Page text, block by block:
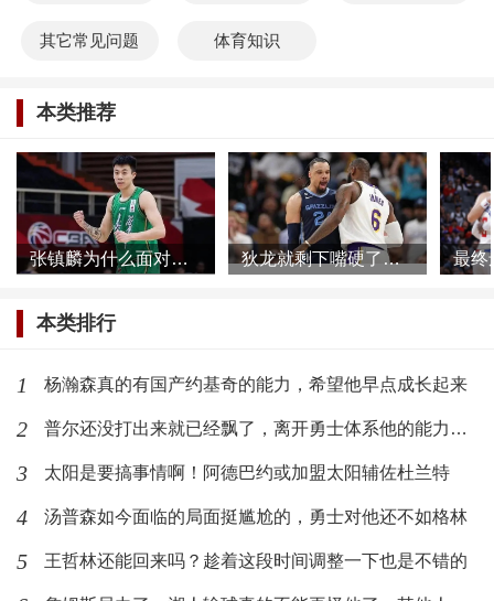
其它常见问题 体育知识
本类推荐
张镇麟为什么面对网络暴力根本不慌，他母亲或许比想象的更加强大 狄龙就剩下嘴硬了，被一个39岁的球员打爆了还不承认
本类排行
1 杨瀚森真的有国产约基奇的能力，希望他早点成长起来
2 普尔还没打出来就已经飘了，离开勇士体系他的能力发挥不出来了
3 太阳是要搞事情啊！阿德巴约或加盟太阳辅佐杜兰特
4 汤普森如今面临的局面挺尴尬的，勇士对他还不如格林
5 王哲林还能回来吗？趁着这段时间调整一下也是不错的